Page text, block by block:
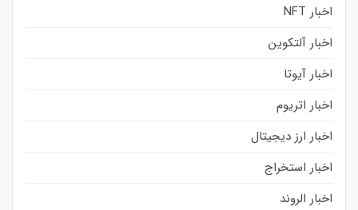
اخبار NFT
اخبار آلتکوین
اخبار آیوتا
اخبار اتریوم
اخبار ارز دیجیتال
اخبار استخراج
اخبار الروند